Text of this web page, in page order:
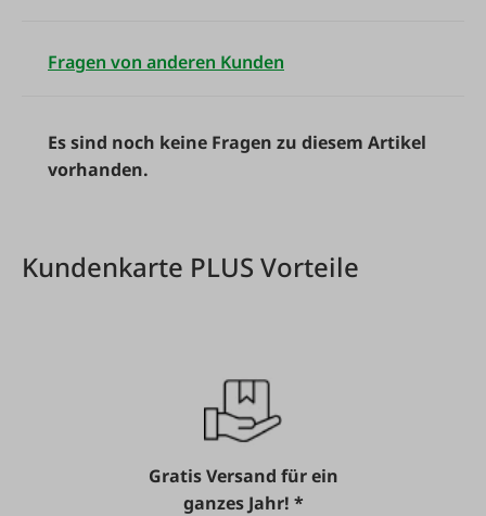
Fragen von anderen Kunden
Es sind noch keine Fragen zu diesem Artikel
vorhanden.
Kundenkarte PLUS Vorteile
Gratis Versand für ein
ganzes Jahr! *